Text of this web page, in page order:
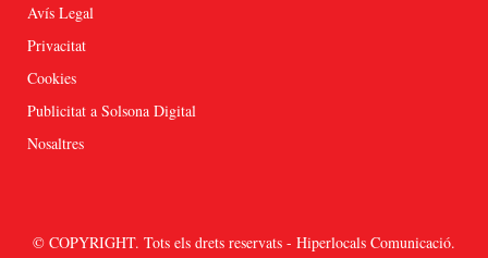
Avís Legal
Privacitat
Cookies
Publicitat a Solsona Digital
Nosaltres
© COPYRIGHT. Tots els drets reservats - Hiperlocals Comunicació.